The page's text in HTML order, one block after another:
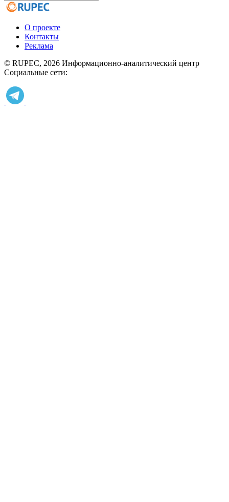
О проекте
Контакты
Реклама
© RUPEC, 2026 Информационно-аналитический центр
Социальные сети: